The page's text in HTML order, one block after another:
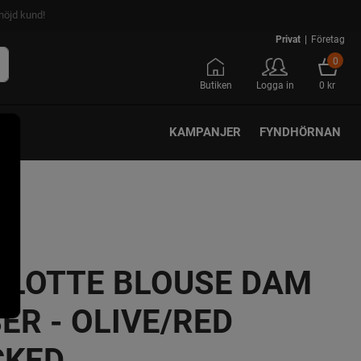
kund!
Privat | Företag
Butiken Logga in
0
0 kr
KAMPANJER FYNDHÖRNAN
BLOUSE DAM
- OLIVE/RED